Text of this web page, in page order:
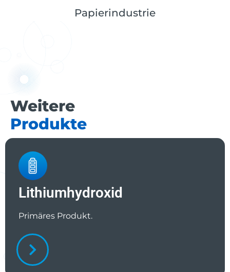
Papierindustrie
Weitere
Produkte
Lithiumhydroxid
Primäres Produkt.